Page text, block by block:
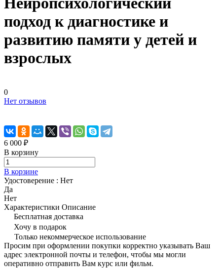
подход к диагностике и
развитию памяти у детей и
взрослых
0
Нет отзывов
6 000 ₽
В корзину
В корзине
Удостоверение : Нет
Да
Нет
Характеристики Описание
Бесплатная доставка
Хочу в подарок
Только некоммерческое использование
Просим при оформлении покупки корректно указывать Ваш
адрес электронной почты и телефон, чтобы мы могли
оперативно отправить Вам курс или фильм.